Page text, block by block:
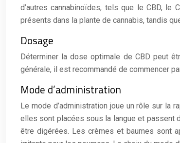
d’autres cannabinoïdes, tels que le CBD,
présents dans la plante de cannabis, tandis
Dosage
Déterminer la dose optimale de CBD peut
générale, il est recommandé de commencer
Mode d’administration
Le mode d’administration joue un rôle sur la
elles sont placées sous la langue et passent
être digérées. Les crèmes et baumes sont